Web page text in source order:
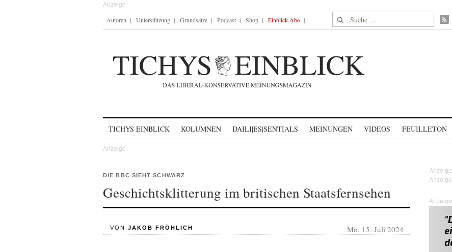
Autoren Unterstützung Grundsätze Podcast Shop Einblick-Abo Suche nach:
TICHYS EINBLICK KOLUMNEN DAILI|ES|SENTIALS MEINUNGEN VIDEOS FEUILLETON
DIE BBC SIEHT SCHWARZ
Geschichtsklitterung im britischen Staatsfernsehen
VON JAKOB FRÖHLICH Mo, 15. Juli 2024
Anzeige